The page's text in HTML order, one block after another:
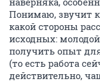
Понимаю, звучит
какой стороны
исходных:
получить опыт
(то есть работа
действительно,